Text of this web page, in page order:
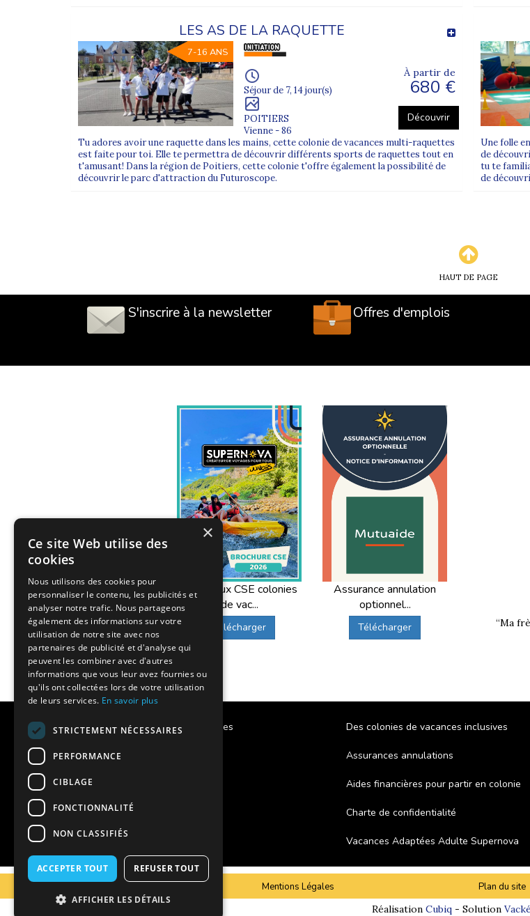
colonies de vacances en juillet;
- Notre offre decolonies de vacances en août
FAQ – Colonie de vacances au départ de Rennes (35)
Le départ depuis Rennes est-il proposé pour toutes les colonies
Non. Le départ depuis Rennes est proposéuniquement pour certains séjours et
, à l’extérieur, sous l’affichage “GARE DE
Les horaires, consignes et contacts des animateurs sont transmis aux familles avant
L’encadrement est assuré du rendez-vous en gare jusqu’à l’arrivée au centre, y
Pourquoi un supplément peut-il s’appliquer pour un départ depuis
Un supplément peut s’appliquer car il comprend généralement lecoût des billets
Le montant dépend du séjour, de la période et de l’itinéraire, et il est indiqué lors de
Où consulter les séjours disponibles au départ de Rennes ?
Les colonies proposant un départ depuis Rennes sont listéesen bas de page
et sur
Vous pouvez aussi consulter notre catalogue complet sursupernova-juniors.com
Quel est l’intérêt d’un départ en train depuis Rennes pour une
Le départ en train permet une organisation structurée et un trajet encadré dès la
rassemblement, selon l’itinéraire.
LES AS DE LA RAQUETTE
7-16 ANS
Séjour de 7, 14 jour(s)
POITIERS
Vienne - 86
À partir de
680 €
Découvrir
Tu adores avoir une raquette dans les mains, cette colonie de vacances multi-raquettes
est faite pour toi. Elle te permettra de découvrir différents sports de raquettes tout en
t'amusant! Dans la région de Poitiers, cette colonie t'offre également la possibilité de
découvrir le parc d'attraction du Futuroscope.
Une folle
de
tu te
de
HAUT DE PAGE
S'inscrire à la newsletter Offres d'emplois
Offres aux CSE colonies
de vac...
Télécharger
Assurance annulation
optionnel...
Télécharger
“Ma
Calendrier des vacances scolaires
Notre histoire
Notre engagement
Charte qualité
Projet éducatif
Des colonies de vacances inclusives
Assurances annulations
Aides financières pour partir en colonie
Charte de confidentialité
Vacances Adaptées Adulte Supernova
Mentions Légales Plan du site
Réalisation Cubiq- Solution
×
Ce site Web utilise des
cookies
Nous utilisons des cookies pour
personnaliser le contenu, les publicités et
analyser notre trafic. Nous partageons
également des informations sur votre
utilisation de notre site avec nos
partenaires de publicité et d'analyse qui
peuvent les combiner avec d'autres
informations que vous leur avez fournies ou
qu'ils ont collectées lors de votre utilisation
de leurs services. En savoir plus
STRICTEMENT NÉCESSAIRES
PERFORMANCE
CIBLAGE
FONCTIONNALITÉ
NON CLASSIFIÉS
ACCEPTER TOUT REFUSER TOUT
AFFICHER LES DÉTAILS